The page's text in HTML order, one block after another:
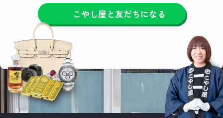
こやし屋と友だちになる